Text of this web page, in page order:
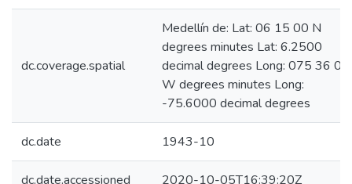
dc.coverage.spatial
Medellín de: Lat: 06 15 00 N
degrees minutes Lat: 6.2500
decimal degrees Long: 075 36 00
W degrees minutes Long:
-75.6000 decimal degrees
dc.date 1943-10
dc.date.accessioned 2020-10-05T16:39:20Z